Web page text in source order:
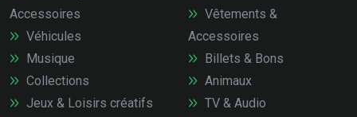
Accessoires
Véhicules
Vêtements &
Accessoires
Musique
Collections
Jeux & Loisirs créatifs
Billets & Bons
Animaux
TV & Audio